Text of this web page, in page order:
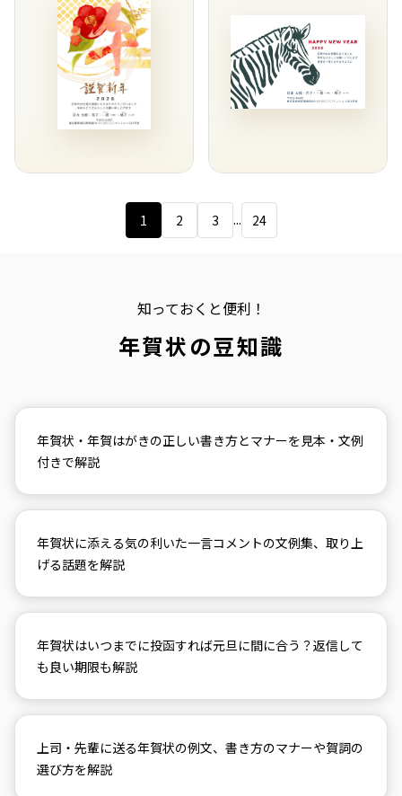
1 2 3 ... 24
知っておくと便利！
年賀状の豆知識
年賀状・年賀はがきの正しい書き方とマナーを見本・文例
付きで解説
年賀状に添える気の利いた一言コメントの文例集、取り上
げる話題を解説
年賀状はいつまでに投函すれば元旦に間に合う？返信して
も良い期限も解説
上司・先輩に送る年賀状の例文、書き方のマナーや賀詞の
選び方を解説